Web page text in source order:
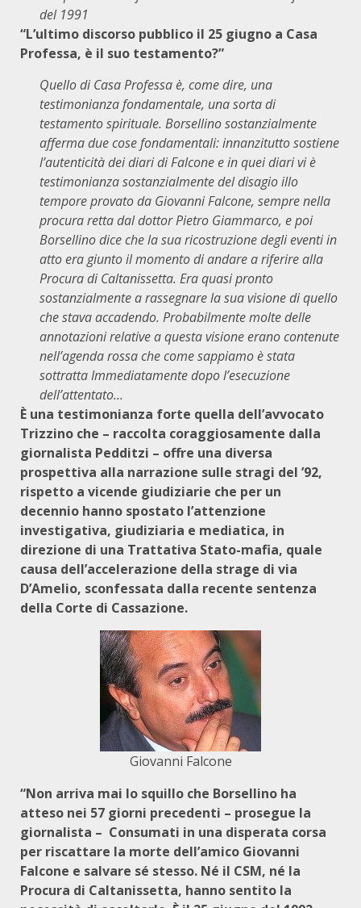
del 1991
“L’ultimo discorso pubblico il 25 giugno a Casa
Professa, è il suo testamento?”
Quello di Casa Professa è, come dire, una
testimonianza fondamentale, una sorta di
testamento spirituale. Borsellino sostanzialmente
afferma due cose​ fondamentali​: innanzitutto sostiene
l’autenticità dei diari di Falcone e in quei diari vi è
testimonianza sostanzialmente del disagio illo
tempore provato da Giovanni Falcone, sempre nella
procura retta dal dottor Pietro Giammarco, e poi
Borsellino dice che la sua ricostruzione degli eventi in
atto era giunto il momento di andare a riferire alla
Procura di Caltanissetta. Era quasi pronto
sostanzialmente a rassegnare la sua visione di quello
che stava accadendo. Probabilmente molte delle
annotazioni relative a questa visione erano contenute
nell’agenda rossa che come sappiamo è stata
sottratta Immediatamente dopo l’esecuzione
dell’attentato…
È una testimonianza forte quella dell’avvocato
Trizzino che – raccolta coraggiosamente dalla
giornalista Pedditzi – offre una diversa
prospettiva alla narrazione sulle stragi del ’92,
rispetto a vicende giudiziarie che per un
decennio hanno spostato l’attenzione
investigativa, giudiziaria e mediatica, in
direzione di una Trattativa Stato-mafia, quale
causa dell’accelerazione della strage di via
D’Amelio, sconfessata dalla recente sentenza
della Corte di Cassazione.
Giovanni Falcone
“Non arriva mai lo squillo che Borsellino ha
atteso nei 57 giorni precedenti – prosegue la
giornalista – Consumati in una disperata corsa
per riscattare la morte dell’amico Giovanni
Falcone e salvare sé stesso. Né il CSM, né la
Procura di Caltanissetta, hanno sentito la